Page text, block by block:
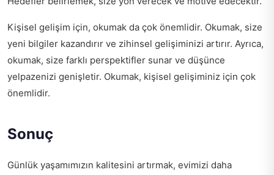
Kişisel gelişim için, okumak da çok önemlidir. Okumak, size
yeni bilgiler kazandırır ve zihinsel gelişiminizi artırır. Ayrıca,
okumak, size farklı perspektifler sunar ve düşünce
yelpazenizi genişletir. Okumak, kişisel gelişiminiz için çok
önemlidir.
Sonuç
Günlük yaşamımızın kalitesini artırmak, evimizi daha